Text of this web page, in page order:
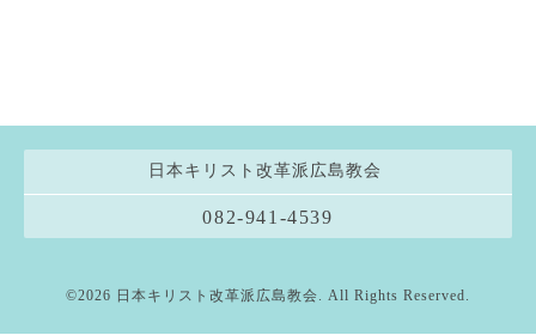
日本キリスト改革派広島教会
082-941-4539
©2026 日本キリスト改革派広島教会. All Rights Reserved.